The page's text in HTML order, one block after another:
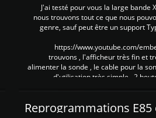
J'ai testé pour vous la large bande
nous trouvons tout ce que nous
genre, sauf peut être un support
https://www.youtube.com/
trouvons , l'afficheur très fin et
alimenter la sonde , le cable pour la
d'utilisation très simple , 2